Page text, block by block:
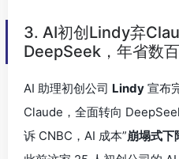
3. AI初创Lindy弃
DeepSeek，年省数
AI 助理初创公司 Lindy 宣布
Claude，全面转向
诉 CNBC，AI 成本”崩塌式下